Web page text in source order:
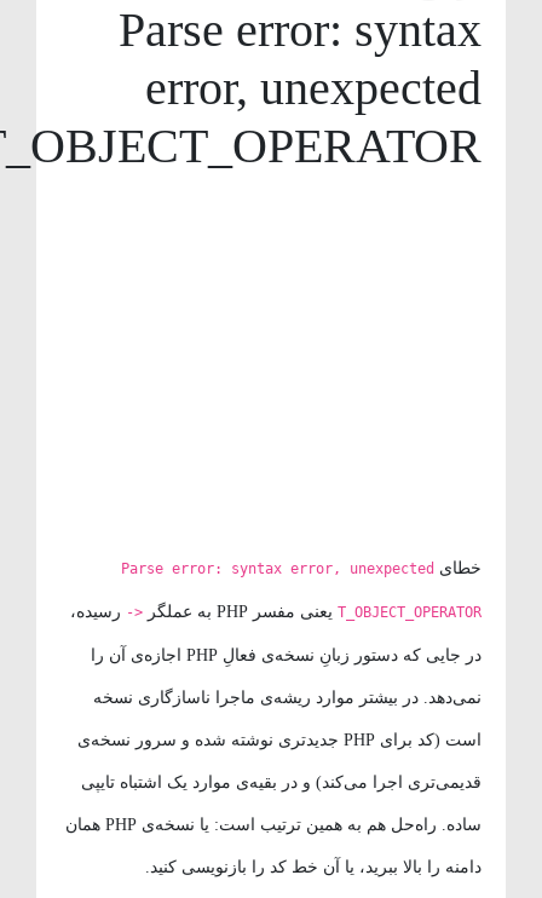
وردپرس
ویدئو آموزشی(۱۵)
Parse error: syntax
error, unexpected
T_OBJECT_OPERATOR
خطایParse error: syntax error, unexpected
T_OBJECT_OPERATORیعنی مفسر PHP به عملگر -> رسیده،
در جایی که دستور زبانِ نسخه‌ی فعالِ PHP اجازه‌ی آن را
نمی‌دهد. در بیشتر موارد ریشه‌ی ماجرا ناسازگاری نسخه
است (کد برای PHP جدیدتری نوشته شده و سرور نسخه‌ی
قدیمی‌تری اجرا می‌کند) و در بقیه‌ی موارد یک اشتباه تایپی
ساده. راه‌حل هم به همین ترتیب است: یا نسخه‌ی PHP همان
دامنه را بالا ببرید، یا آن خط کد را بازنویسی کنید.